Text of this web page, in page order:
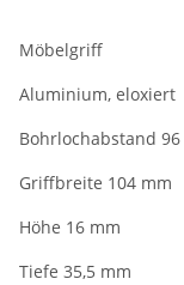
Möbelgriff
Aluminium, eloxiert
Bohrlochabstand
Griffbreite 104 mm
Höhe 16 mm
Tiefe 35,5 mm